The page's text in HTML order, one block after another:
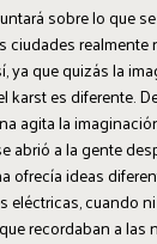
sobre lo que
ciudades
ya que quizás la
karst es diferente.
agita la
abrió a la gente
ofrecía ideas
eléctricas, cuando
recordaban a las